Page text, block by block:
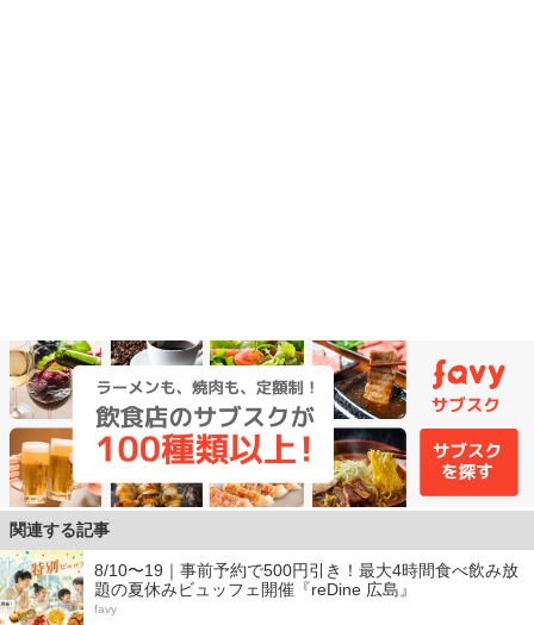
関連する記事
8/10〜19｜事前予約で500円引き！最大4時間食べ飲み放
題の夏休みビュッフェ開催『reDine 広島』
favy